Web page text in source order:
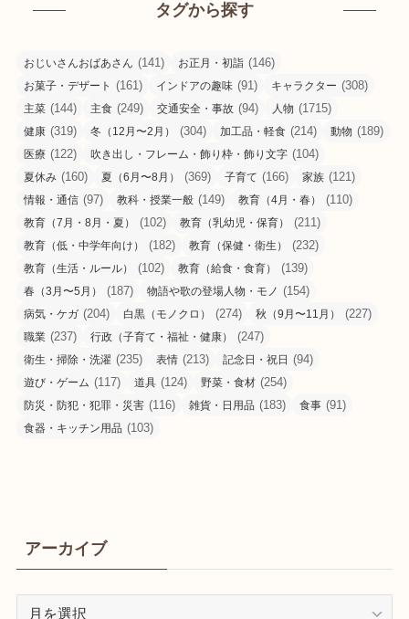
タグから探す
おじいさんおばあさん (141) お正月・初詣 (146)
お菓子・デザート (161) インドアの趣味 (91) キャラクター (308)
主菜 (144) 主食 (249) 交通安全・事故 (94) 人物 (1715)
健康 (319) 冬（12月〜2月） (304) 加工品・軽食 (214) 動物 (189)
医療 (122) 吹き出し・フレーム・飾り枠・飾り文字 (104)
夏休み (160) 夏（6月〜8月） (369) 子育て (166) 家族 (121)
情報・通信 (97) 教科・授業一般 (149) 教育（4月・春） (110)
教育（7月・8月・夏） (102) 教育（乳幼児・保育） (211)
教育（低・中学年向け） (182) 教育（保健・衛生） (232)
教育（生活・ルール） (102) 教育（給食・食育） (139)
春（3月〜5月） (187) 物語や歌の登場人物・モノ (154)
病気・ケガ (204) 白黒（モノクロ） (274) 秋（9月〜11月） (227)
職業 (237) 行政（子育て・福祉・健康） (247)
衛生・掃除・洗濯 (235) 表情 (213) 記念日・祝日 (94)
遊び・ゲーム (117) 道具 (124) 野菜・食材 (254)
防災・防犯・犯罪・災害 (116) 雑貨・日用品 (183) 食事 (91)
食器・キッチン用品 (103)
アーカイブ